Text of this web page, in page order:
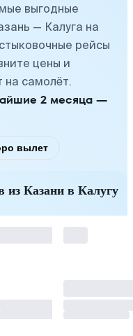
выгодные
— Калуга на
рейсы
цены и
самолёт.
2 месяца —
вылет
из Казани в Калугу